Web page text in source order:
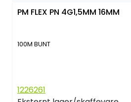
PM FLEX PN 4G1,5MM 16MM
100M BUNT
1226261